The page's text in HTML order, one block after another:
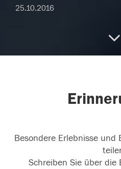
25.10.2016
Heute hättest Du
05.08.2016
Besondere Erlebnisse
Schreiben Sie über die